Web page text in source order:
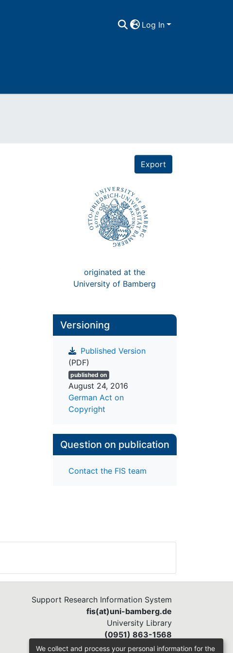
Log In
Export
originated at the
University of Bamberg
Versioning
Published Version
(PDF)
published on
August 24, 2016
German Act on
Copyright
Question on publication
Contact the FIS team
Support Research Information System
fis(at)uni-bamberg.de
University Library
(0951) 863-1568
We collect and process your personal information for the